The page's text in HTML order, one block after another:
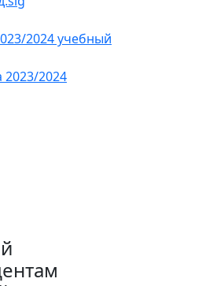
2024 учебный
2023/2024